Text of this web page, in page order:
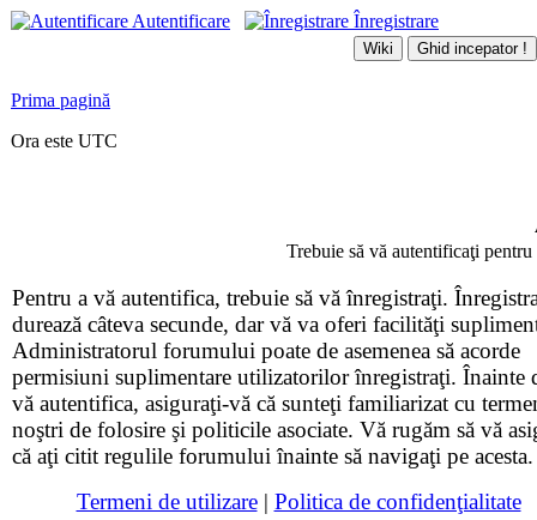
Autentificare Înregistrare
Prima pagină
Ora este UTC
Trebuie să vă autentificaţi
Pentru a vă autentifica, trebuie să vă înregistraţi.
durează câteva secunde, dar vă va oferi facilităţi
Administratorul forumului poate de asemenea să acorde
permisiuni suplimentare utilizatorilor înregistraţi. Înainte
vă autentifica, asiguraţi-vă că sunteţi familiarizat cu
noştri de folosire şi politicile asociate. Vă rugăm să vă
că aţi citit regulile forumului înainte să navigaţi pe acesta.
Termeni de utilizare| Politica de confidenţialitate